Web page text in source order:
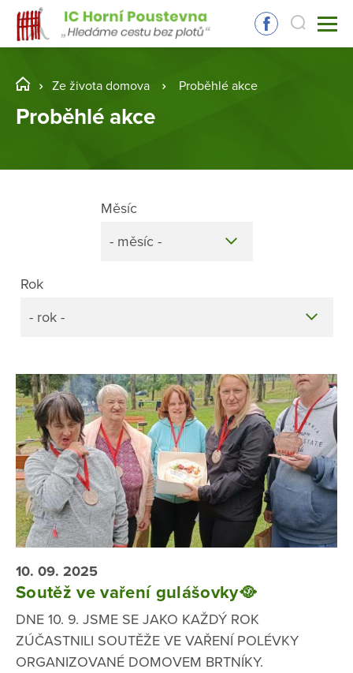
Ze života domova Proběhlé akce
Proběhlé akce
Rok
- rok -
Měsíc
- měsíc -
10. 09. 2025
Soutěž ve vaření gulášovky🥘
DNE 10. 9. JSME SE JAKO KAŽDÝ ROK
ZÚČASTNILI SOUTĚŽE VE VAŘENÍ POLÉVKY
ORGANIZOVANÉ DOMOVEM BRTNÍKY.